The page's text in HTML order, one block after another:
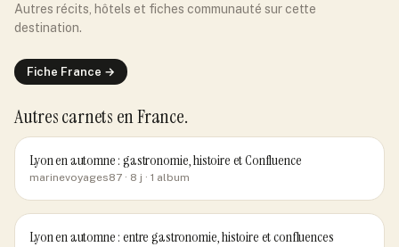
Autres récits, hôtels et fiches communauté sur cette
destination.
Fiche France →
Autres carnets en France.
Lyon en automne : gastronomie, histoire et Confluence
marinevoyages87 · 8 j · 1 album
Lyon en automne : entre gastronomie, histoire et confluences